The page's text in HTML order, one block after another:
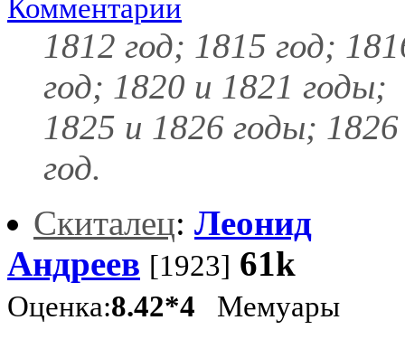
Комментарии
1812 год; 1815 год;
год; 1820 и 1821 годы;
1825 и 1826 годы; 1826
год.
Скиталец: Леонид
Андреев [1923] 61k
Оценка:8.42*4 Мемуары